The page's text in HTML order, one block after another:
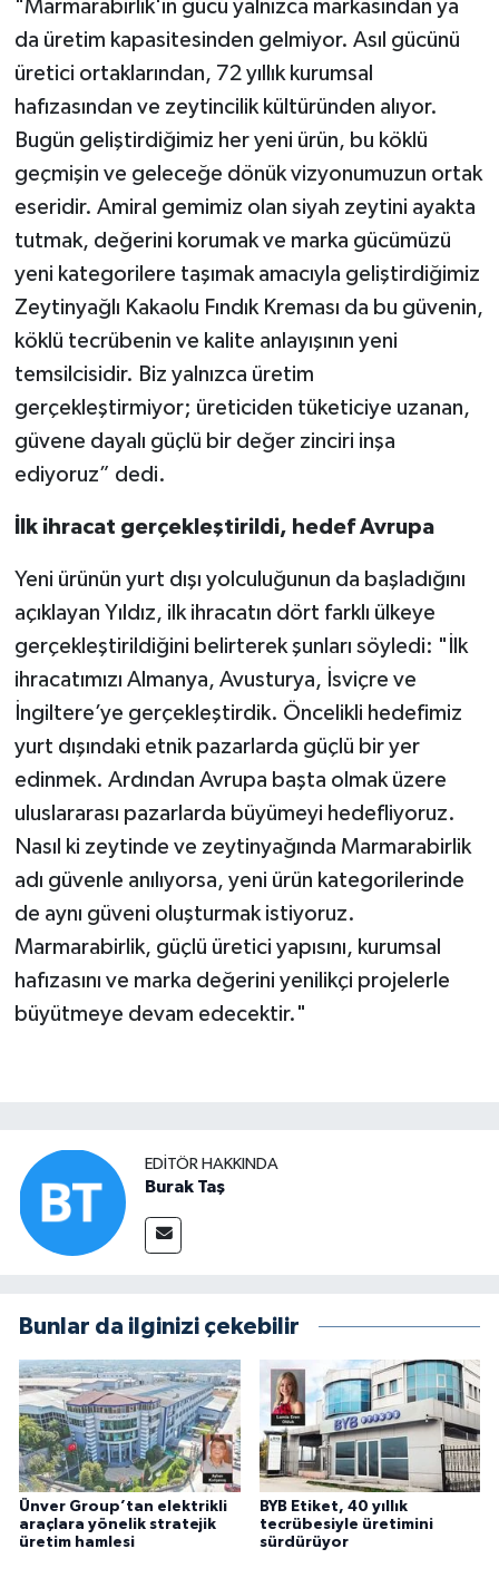
"Marmarabirlik'in gücü yalnızca markasından ya
da üretim kapasitesinden gelmiyor. Asıl gücünü
üretici ortaklarından, 72 yıllık kurumsal
hafızasından ve zeytincilik kültüründen alıyor.
Bugün geliştirdiğimiz her yeni ürün, bu köklü
geçmişin ve geleceğe dönük vizyonumuzun ortak
eseridir. Amiral gemimiz olan siyah zeytini ayakta
tutmak, değerini korumak ve marka gücümüzü
yeni kategorilere taşımak amacıyla geliştirdiğimiz
Zeytinyağlı Kakaolu Fındık Kreması da bu güvenin,
köklü tecrübenin ve kalite anlayışının yeni
temsilcisidir. Biz yalnızca üretim
gerçekleştirmiyor; üreticiden tüketiciye uzanan,
güvene dayalı güçlü bir değer zinciri inşa
ediyoruz” dedi.
İlk ihracat gerçekleştirildi, hedef Avrupa
Yeni ürünün yurt dışı yolculuğunun da başladığını
açıklayan Yıldız, ilk ihracatın dört farklı ülkeye
gerçekleştirildiğini belirterek şunları söyledi: "İlk
ihracatımızı Almanya, Avusturya, İsviçre ve
İngiltere’ye gerçekleştirdik. Öncelikli hedefimiz
yurt dışındaki etnik pazarlarda güçlü bir yer
edinmek. Ardından Avrupa başta olmak üzere
uluslararası pazarlarda büyümeyi hedefliyoruz.
Nasıl ki zeytinde ve zeytinyağında Marmarabirlik
adı güvenle anılıyorsa, yeni ürün kategorilerinde
de aynı güveni oluşturmak istiyoruz.
Marmarabirlik, güçlü üretici yapısını, kurumsal
hafızasını ve marka değerini yenilikçi projelerle
büyütmeye devam edecektir."
EDITÖR HAKKINDA
Burak Taş
Bunlar da ilginizi çekebilir
Ünver Group’tan elektrikli
araçlara yönelik stratejik
üretim hamlesi
BYB Etiket, 40 yıllık
tecrübesiyle üretimini
sürdürüyor